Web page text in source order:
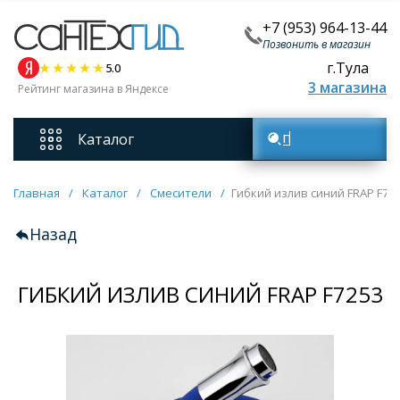
+7 (953) 964-13-44
Позвонить в магазин
5.0
Рейтинг магазина в Яндексе
г.Тула
3 магазина
Каталог
Смесители
Унитазы
Мебель для ванных комнат
Поиск товаров
Главная / Каталог / Смесители / Гибкий излив синий FRAP
Назад
ГИБКИЙ ИЗЛИВ СИНИЙ FRAP F7253